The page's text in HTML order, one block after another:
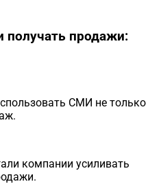
получать продажи:
СМИ не только
компании усиливать